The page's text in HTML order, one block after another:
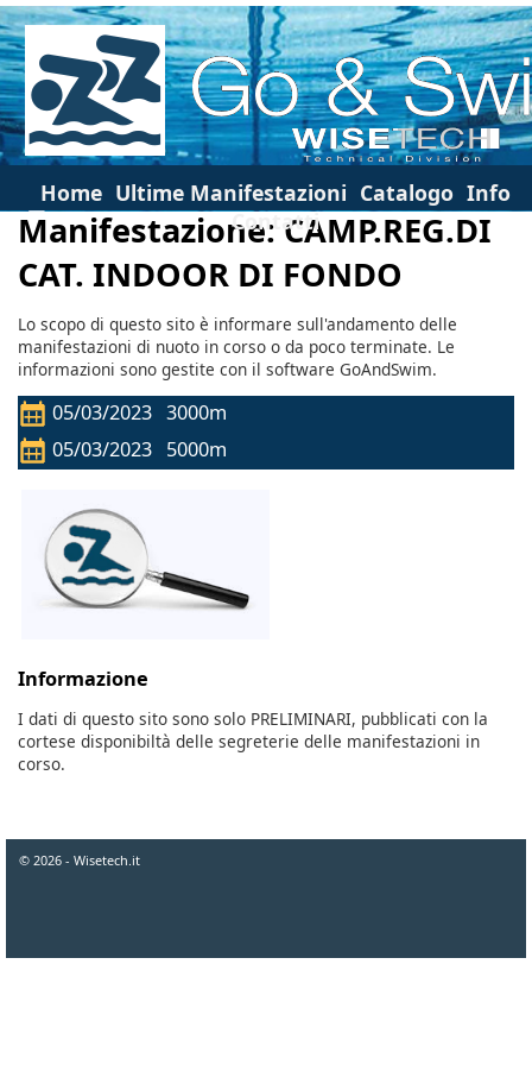
Home Ultime Manifestazioni Catalogo Info
Contatti
Manifestazione: CAMP.REG.DI
CAT. INDOOR DI FONDO
Lo scopo di questo sito è informare sull'andamento delle
manifestazioni di nuoto in corso o da poco terminate. Le
informazioni sono gestite con il software GoAndSwim.
05/03/2023 3000m
05/03/2023 5000m
Informazione
I dati di questo sito sono solo PRELIMINARI, pubblicati con la
cortese disponibiltà delle segreterie delle manifestazioni in
corso.
© 2026 - Wisetech.it